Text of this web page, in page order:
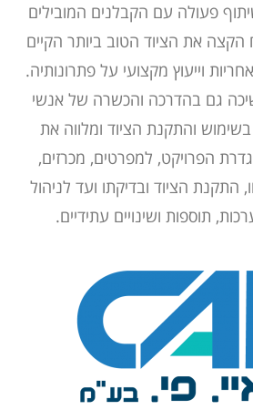
פעולה עם הקבלנים המובילים
את הציוד הטוב ביותר הקיים
וייעוץ מקצועי על פתרונותיה.
גם בהדרכה והכשרה של אנשי
והתקנת הציוד ומלווה את
הפרויקט, למפרטים, מכרזים,
התקנת הציוד ובדיקתו ועד לניהול
תוספות ושינויים עתידיים.